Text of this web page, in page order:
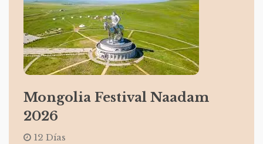
Mongolia Festival Naadam
2026
12 Días